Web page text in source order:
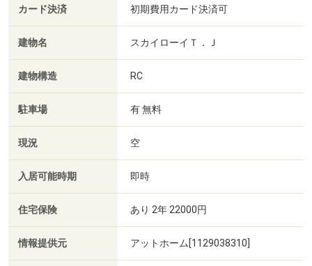
カード決済 初期費用カード決済可
建物名 スカイローイＴ．Ｊ
建物構造 RC
駐車場 有 無料
現況 空
入居可能時期 即時
住宅保険 あり 2年 22000円
情報提供元 アットホーム[1129038310]